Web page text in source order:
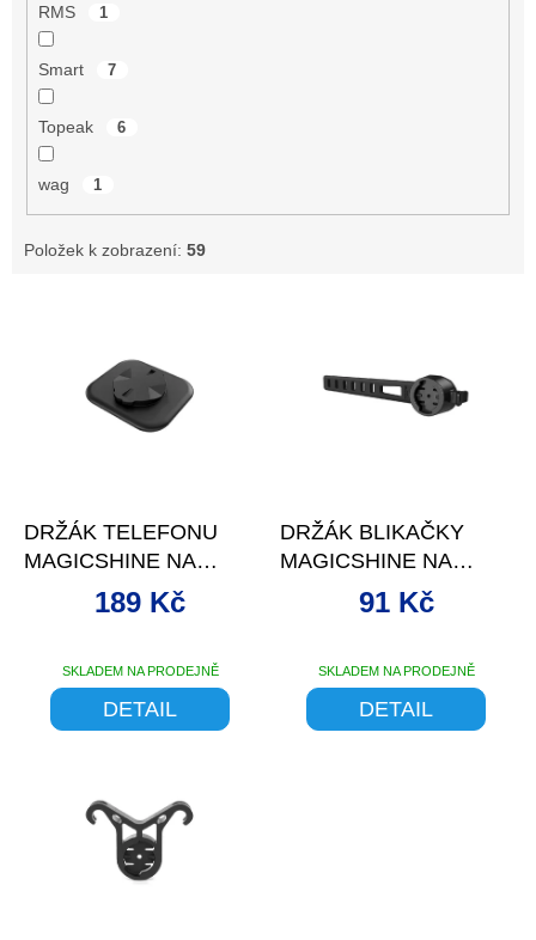
RMS 1
Smart 7
Topeak 6
wag 1
Položek k zobrazení: 59
DRŽÁK TELEFONU
MAGICSHINE NA
GARMIN ÚCHYCENÍ,
SKLADEM NA PRODEJNĚ
189 Kč
DETAIL
DRŽÁK BLIKAČKY
MAGICSHINE NA
SEDLOVKU
SKLADEM NA PRODEJNĚ
91 Kč
DETAIL